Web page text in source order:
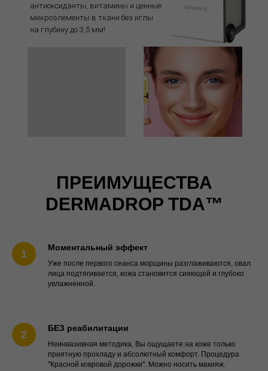
антиоксиданты, витамины и ценные
микроэлементы в ткани без иглы
на глубину до 3,5 мм!
ПРЕИМУЩЕСТВА
DERMADROP TDA™
Моментальный эффект
Уже после первого сеанса морщины разглаживаются, овал
лица подтягивается, кожа становится сияющей и глубоко
увлажненной.
БЕЗ реабилитации
Неинвазивная методика, Вы ощущаете на коже только
приятную прохладу и абсолютный комфорт. Процедура
"Красной ковровой дорожки". Можно носить макияж.